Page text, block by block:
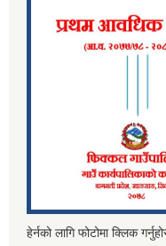
हेर्नको लागि फोटोमा क्लिक